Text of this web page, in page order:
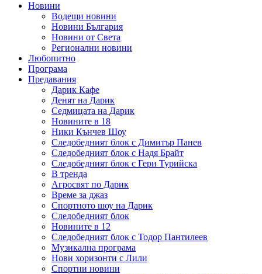
Новини
Водещи новини
Новини България
Новини от Света
Регионални новини
Любопитно
Програма
Предавания
Дарик Кафе
Денят на Дарик
Седмицата на Дарик
Новините в 18
Ники Кънчев Шоу
Следобедният блок с Димитър Панев
Следобедният блок с Надя Брайт
Следобедният блок с Гери Турийска
В тренда
Агросвят по Дарик
Време за джаз
Спортното шоу на Дарик
Следобедният блок
Новините в 12
Следобедният блок с Тодор Пантилеев
Музикална програма
Нови хоризонти с Лили
Спортни новини